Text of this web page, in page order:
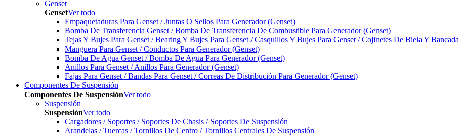
Genset
GensetVer todo
Empaquetaduras Para Genset / Juntas O Sellos Para Generador (Genset)
Bomba De Transferencia Genset / Bomba De Transferencia De Combustible Para Generador (Genset)
Tejas Y Bujes Para Genset / Bearing Y Bujes Para Genset / Casquillos Y Bujes Para Genset / Cojinetes De Biela Y
Manguera Para Genset / Conductos Para Generador (Genset)
Bomba De Agua Genset / Bomba De Agua Para Generador (Genset)
Anillos Para Genset / Anillos Para Generador (Genset)
Fajas Para Genset / Bandas Para Genset / Correas De Distribución Para Generador (Genset)
Componentes De Suspensión
Componentes De SuspensiónVer todo
Suspensión
SuspensiónVer todo
Cargadores / Soportes / Soportes De Chasis / Soportes De Suspensión
Arandelas / Tuercas / Tornillos De Centro / Tornillos Centrales De Suspensión